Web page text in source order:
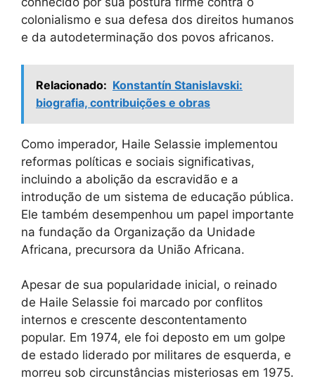
colonialismo e sua defesa dos direitos humanos
e da autodeterminação dos povos africanos.
Relacionado: Konstantín Stanislavski:
biografia, contribuições e obras
Como imperador, Haile Selassie implementou
reformas políticas e sociais significativas,
incluindo a abolição da escravidão e a
introdução de um sistema de educação pública.
Ele também desempenhou um papel importante
na fundação da Organização da Unidade
Africana, precursora da União Africana.
Apesar de sua popularidade inicial, o reinado
de Haile Selassie foi marcado por conflitos
internos e crescente descontentamento
popular. Em 1974, ele foi deposto em um golpe
de estado liderado por militares de esquerda, e
morreu sob circunstâncias misteriosas em 1975.